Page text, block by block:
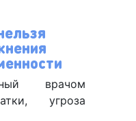
врачом
угроза